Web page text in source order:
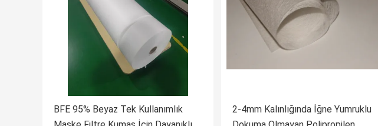
BFE 95% Beyaz Tek Kullanımlık
2-4mm Kalınlığında İğne Yumruklu